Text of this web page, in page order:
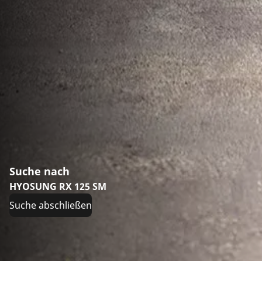
Suche nach
HYOSUNG RX 125 SM
Suche abschließen